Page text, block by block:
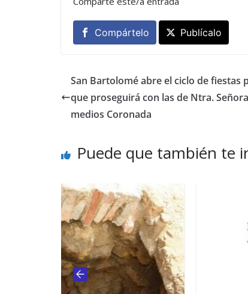
Compártelo Publícalo
San Bartolomé abre el ciclo de fiestas
que proseguirá con las de Ntra.
medios Coronada
Puede que también te